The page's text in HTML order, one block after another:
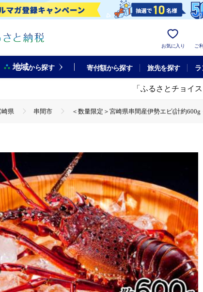
お気に入り ご
地域から探す 寄付額から探す 旅先を探す ラ
「ふるさとチョイ
崎県 串間市 ＜数量限定＞宮崎県串間産伊勢エビ(計約